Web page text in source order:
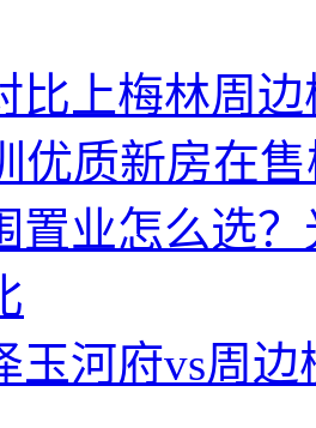
比上梅林周
优质新房在
置业怎么选
玉河府vs周